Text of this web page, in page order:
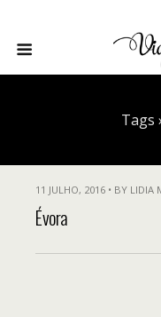
Tags
11 JULHO, 2016 • BY LIDIA
Évora